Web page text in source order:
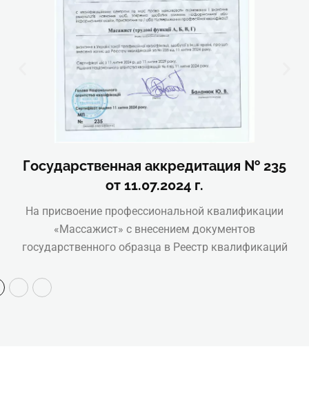
Государственная аккредитация № 235
от 11.07.2024 г.
На присвоение профессиональной квалификации
«Массажист» с внесением документов
государственного образца в Реестр квалификаций